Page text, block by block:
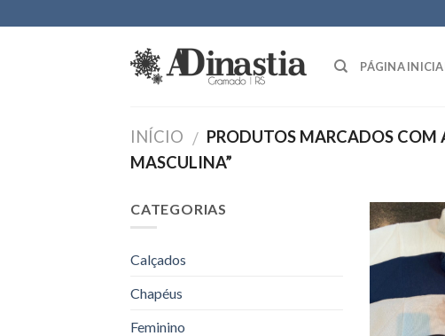
to
PÁGINA
INÍCIO / PRODUTOS MARCADOS COM
MASCULINA”
CATEGORIAS
Calçados
Chapéus
Feminino